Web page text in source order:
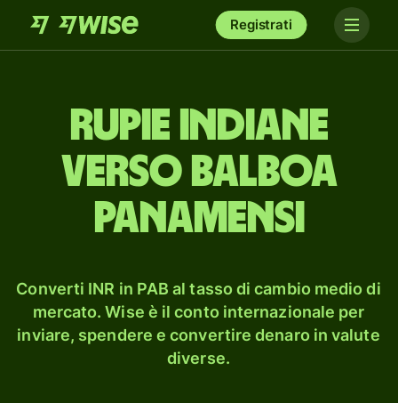
Registrati
rupie indiane
verso balboa
panamensi
Converti INR in PAB al tasso di cambio medio di
mercato. Wise è il conto internazionale per
inviare, spendere e convertire denaro in valute
diverse.